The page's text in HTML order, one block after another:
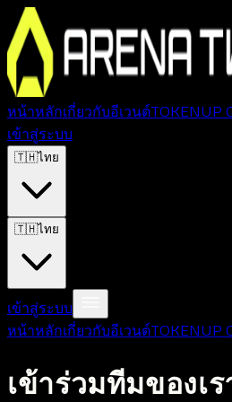
หน้าหลักเกี่ยวกับอีเวนต์TOKENUP
เข้าสู่ระบบ
🇹🇭ไทย
🇹🇭ไทย
เข้าสู่ระบบ
หน้าหลักเกี่ยวกับอีเวนต์TOKENUP
เข้าร่วมทีมของเร